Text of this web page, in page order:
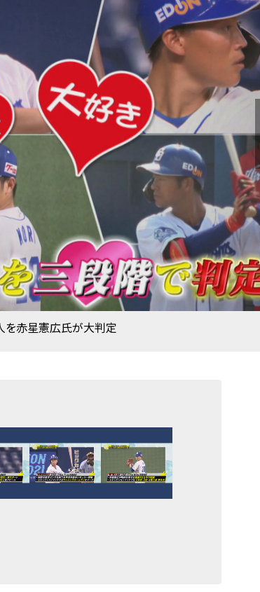
を赤星憲広氏が大判定